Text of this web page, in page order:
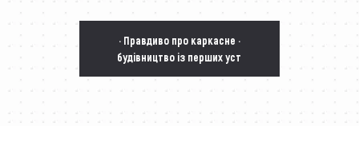
· Правдиво про каркасне ·
будівництво із перших уст